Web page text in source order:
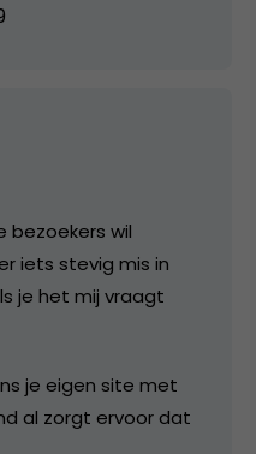
bezoekers wil
iets stevig mis in
je het mij vraagt
je eigen site met
al zorgt ervoor dat